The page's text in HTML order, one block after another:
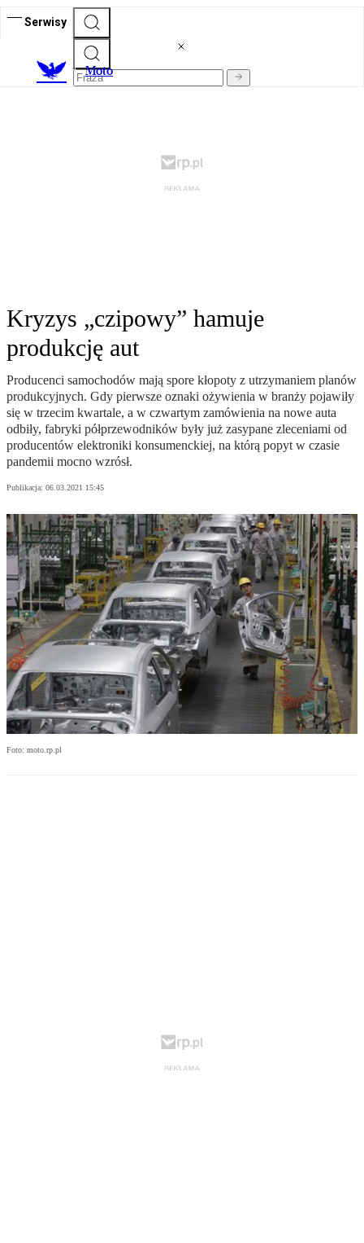
Serwisy
Moto
Kryzys „czipowy” hamuje
produkcję aut
Producenci samochodów mają spore kłopoty z utrzymaniem planów
produkcyjnych. Gdy pierwsze oznaki ożywienia w branży pojawiły
się w trzecim kwartale, a w czwartym zamówienia na nowe auta
odbiły, fabryki półprzewodników były już zasypane zleceniami od
producentów elektroniki konsumenckiej, na którą popyt w czasie
pandemii mocno wzrósł.
Publikacja: 06.03.2021 15:45
Foto: moto.rp.pl